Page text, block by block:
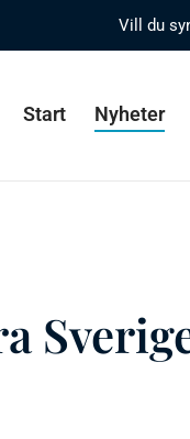
Vill du
Start Nyheter